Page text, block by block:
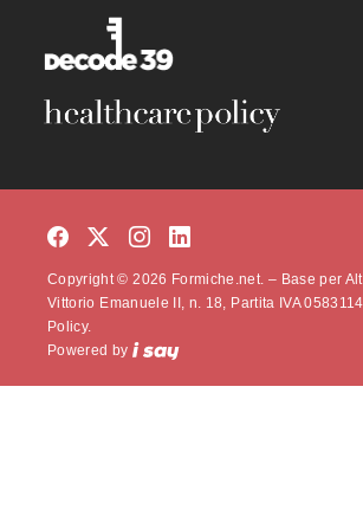
Copyright © 2026 Formiche.net. – Base per
Vittorio Emanuele II, n. 18, Partita IVA
Policy.
Powered by